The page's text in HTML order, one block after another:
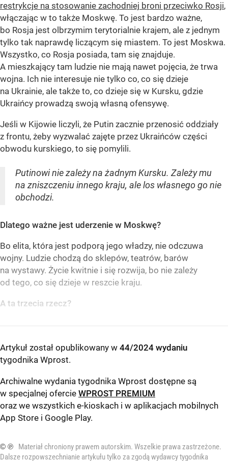
restrykcje na stosowanie zachodniej broni przeciwko Rosji,
włączając w to także Moskwę. To jest bardzo ważne,
bo Rosja jest olbrzymim terytorialnie krajem, ale z jednym
tylko tak naprawdę liczącym się miastem. To jest Moskwa.
Wszystko, co Rosja posiada, tam się znajduje.
A mieszkający tam ludzie nie mają nawet pojęcia, że trwa
wojna. Ich nie interesuje nie tylko co, co się dzieje
na Ukrainie, ale także to, co dzieje się w Kursku, gdzie
Ukraińcy prowadzą swoją własną ofensywę.
Jeśli w Kijowie liczyli, że Putin zacznie przenosić oddziały
z frontu, żeby wyzwalać zajęte przez Ukraińców części
obwodu kurskiego, to się pomylili.
Putinowi nie zależy na żadnym Kursku. Zależy mu
na zniszczeniu innego kraju, ale los własnego go nie
obchodzi.
Dlatego ważne jest uderzenie w Moskwę?
Bo elita, która jest podporą jego władzy, nie odczuwa
wojny. Ludzie chodzą do sklepów, teatrów, barów
na wystawy. Życie kwitnie i się rozwija, bo nie zależy
od tego, co się dzieje w reszcie kraju.
A ta trzecia rzecz?
Artykuł został opublikowany w 44/2024 wydaniu
tygodnika Wprost.
Archiwalne wydania tygodnika Wprost dostępne są
w specjalnej ofercie WPROST PREMIUM
oraz we wszystkich e-kioskach i w aplikacjach mobilnych
App Store i Google Play.
© ℗
Materiał chroniony prawem autorskim. Wszelkie prawa zastrzeżone.
Dalsze rozpowszechnianie artykułu tylko za zgodą wydawcy tygodnika